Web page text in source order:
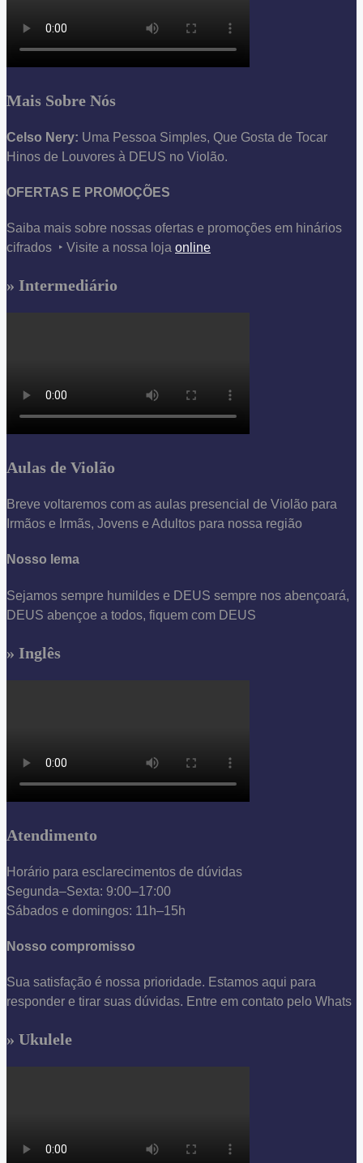
Mais Sobre Nós
Celso Nery: Uma Pessoa Simples, Que Gosta de Tocar
Hinos de Louvores à DEUS no Violão.
OFERTAS E PROMOÇÕES
Saiba mais sobre nossas ofertas e promoções em hinários
cifrados ‣ Visite a nossa loja online
» Intermediário
Aulas de Violão
Breve voltaremos com as aulas presencial de Violão para
Irmãos e Irmãs, Jovens e Adultos para nossa região
Nosso lema
Sejamos sempre humildes e DEUS sempre nos abençoará,
DEUS abençoe a todos, fiquem com DEUS
» Inglês
Atendimento
Horário para esclarecimentos de dúvidas
Segunda–Sexta: 9:00–17:00
Sábados e domingos: 11h–15h
Nosso compromisso
Sua satisfação é nossa prioridade. Estamos aqui para
responder e tirar suas dúvidas. Entre em contato pelo Whats
» Ukulele